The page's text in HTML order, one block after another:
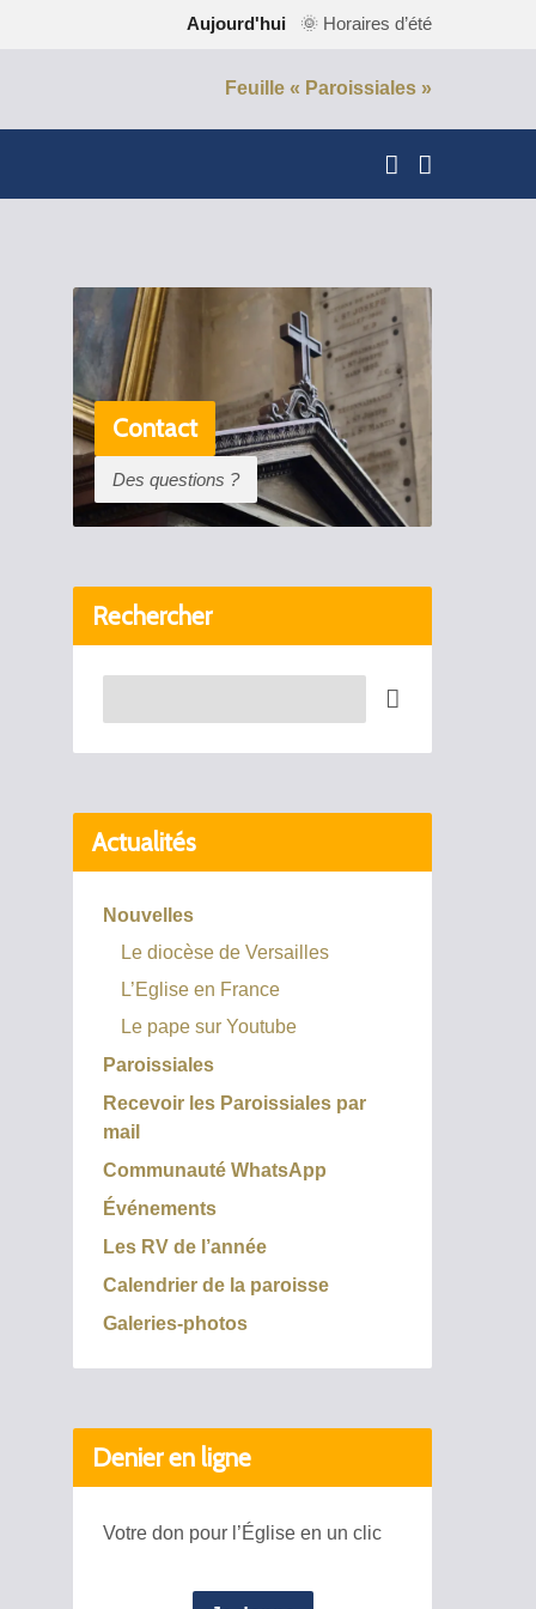
Aujourd'hui 🌞 Horaires d’été
Feuille « Paroissiales »
Contact
Des questions ?
Rechercher
Actualités
Nouvelles
Le diocèse de Versailles
L’Eglise en France
Le pape sur Youtube
Paroissiales
Recevoir les Paroissiales par
mail
Communauté WhatsApp
Événements
Les RV de l’année
Calendrier de la paroisse
Galeries-photos
Denier en ligne
Votre don pour l’Église en un clic